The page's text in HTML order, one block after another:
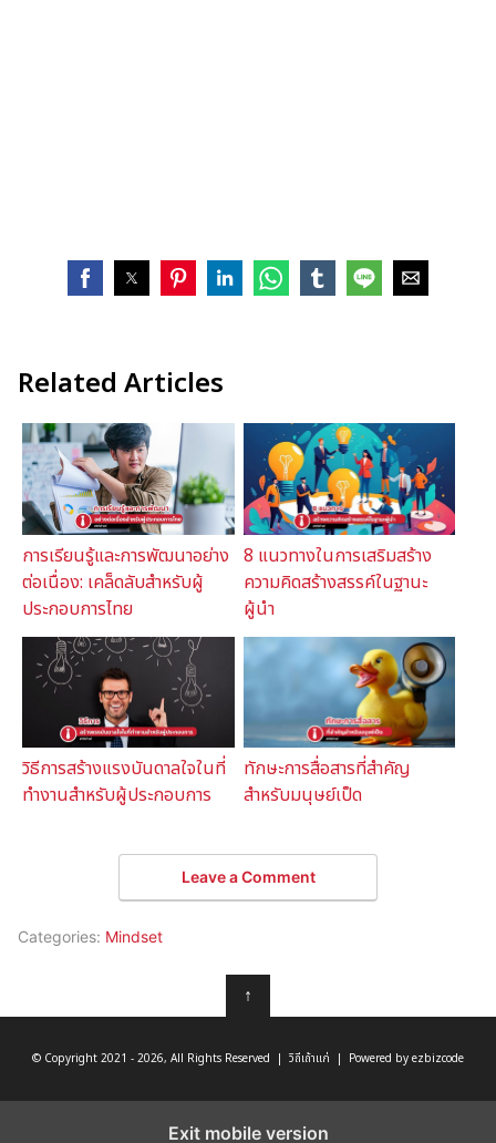
Related Articles
การเรียนรู้และการพัฒนาอย่าง
ต่อเนื่อง: เคล็ดลับสำหรับผู้
ประกอบการไทย
8 แนวทางในการเสริมสร้าง
ความคิดสร้างสรรค์ในฐานะ
ผู้นำ
วิธีการสร้างแรงบันดาลใจในที่
ทำงานสำหรับผู้ประกอบการ
ทักษะการสื่อสารที่สำคัญ
สำหรับมนุษย์เป็ด
Leave a Comment
Categories: Mindset
↑
© Copyright 2021 - 2026, All Rights Reserved | วิถีเถ้าแก่ | Powered by ezbizcode
Exit mobile version